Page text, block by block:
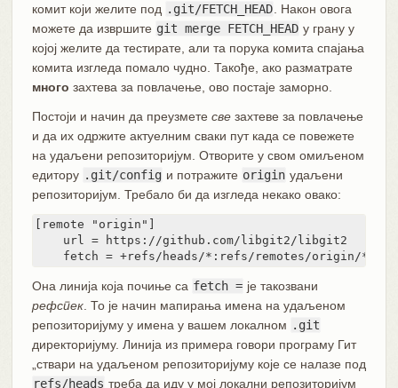
комит који желите под .git/FETCH_HEAD . Након овога
можете да извршите git merge FETCH_HEAD у грану у
којој желите да тестирате, али та порука комита спајања
комита изгледа помало чудно. Такође, ако разматрате
много захтева за повлачење, ово постаје заморно.
Постоји и начин да преузмете свезахтеве за повлачење
и да их одржите актуелним сваки пут када се повежете
на удаљени репозиторијум. Отворите у свом омиљеном
едитору .git/config и потражите origin удаљени
репозиторијум. Требало би да изгледа некако овако:
[remote "origin"]
    url = https://github.com/libgit2/libgit2
    fetch = +refs/heads/*:refs/remotes/origin/*
Она линија која почиње са fetch = је такозвани
рефспек. То је начин мапирања имена на удаљеном
репозиторијуму у имена у вашем локалном .git
директоријуму. Линија из примера говори програму Гит
„ствари на удаљеном репозиторијуму које се налазе под
refs/heads треба да иду у мој локални репозиторијум